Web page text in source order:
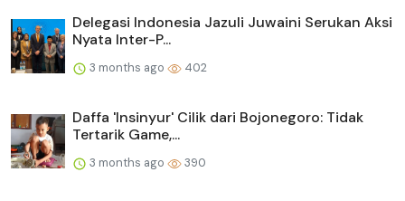
Delegasi Indonesia Jazuli Juwaini Serukan Aksi
Nyata Inter-P...
3 months ago 402
Daffa 'Insinyur' Cilik dari Bojonegoro: Tidak
Tertarik Game,...
3 months ago 390